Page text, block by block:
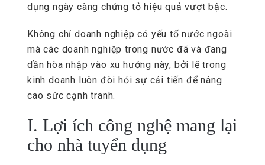
dụng ngày càng chứng tỏ hiệu quả vượt bậc.
Không chỉ doanh nghiệp có yếu tố nước ngoài
mà các doanh nghiệp trong nước đã và đang
dần hòa nhập vào xu hướng này, bởi lẽ trong
kinh doanh luôn đòi hỏi sự cải tiến để nâng
cao sức cạnh tranh.
I. Lợi ích công nghệ mang lại
cho nhà tuyển dụng